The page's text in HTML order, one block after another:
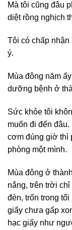
Mà tôi cũng đâu
diệt rồng nghịch
Tôi có chấp nhận
ý.
Mùa đông năm
dưỡng bệnh ở
Sức khỏe tôi
muốn đi đến
cơm đúng giờ thì
phòng một mình.
Mùa đông ở
nắng, trên trời
đèn, trốn trong
giấy chưa gấp
hạc giấy như